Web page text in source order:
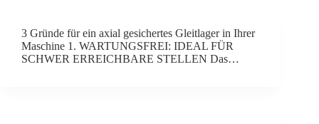
3 Gründe für ein axial gesichertes Gleitlager in Ihrer
Maschine 1. WARTUNGSFREI: IDEAL FÜR
SCHWER ERREICHBARE STELLEN Das…